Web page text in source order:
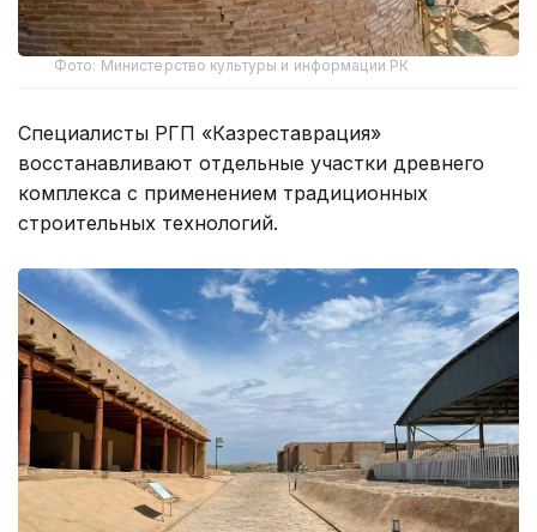
Фото: Министерство культуры и информации РК
Специалисты РГП «Казреставрация»
восстанавливают отдельные участки древнего
комплекса с применением традиционных
строительных технологий.